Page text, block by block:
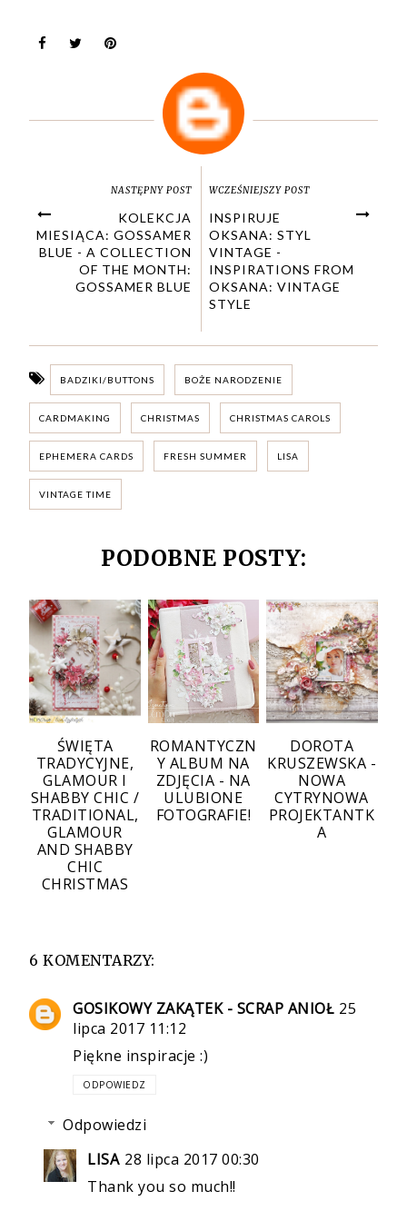
NASTĘPNY POST
KOLEKCJA
MIESIĄCA: GOSSAMER
BLUE - A COLLECTION
OF THE MONTH:
GOSSAMER BLUE
WCZEŚNIEJSZY POST
INSPIRUJE
OKSANA: STYL
VINTAGE -
INSPIRATIONS FROM
OKSANA: VINTAGE
STYLE
BADZIKI/BUTTONS BOŻE NARODZENIE
CARDMAKING CHRISTMAS CHRISTMAS CAROLS
EPHEMERA CARDS FRESH SUMMER LISA
VINTAGE TIME
PODOBNE POSTY:
ŚWIĘTA
TRADYCYJNE,
GLAMOUR I
SHABBY CHIC /
TRADITIONAL,
GLAMOUR
AND SHABBY
CHIC
CHRISTMAS
ROMANTYCZN
Y ALBUM NA
ZDJĘCIA - NA
ULUBIONE
FOTOGRAFIE!
DOROTA
KRUSZEWSKA -
NOWA
CYTRYNOWA
PROJEKTANTK
A
6 KOMENTARZY:
GOSIKOWY ZAKĄTEK - SCRAP ANIOŁ 25
lipca 2017 11:12
Piękne inspiracje :)
ODPOWIEDZ
Odpowiedzi
LISA 28 lipca 2017 00:30
Thank you so much!!